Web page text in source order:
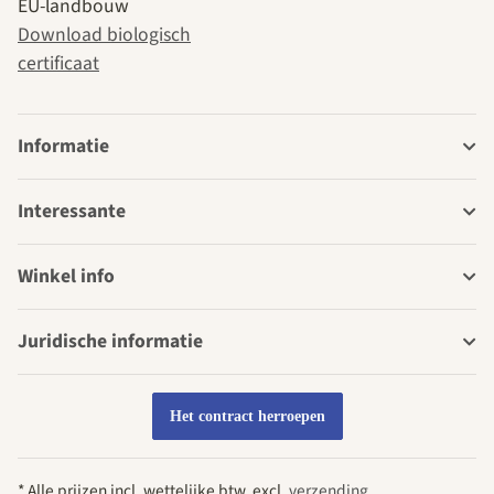
EU-landbouw
Download biologisch
certificaat
Informatie
Interessante
Winkel info
Juridische informatie
Het contract herroepen